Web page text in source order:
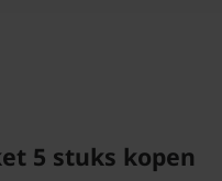
Voor snoei- en
5 stuks kopen